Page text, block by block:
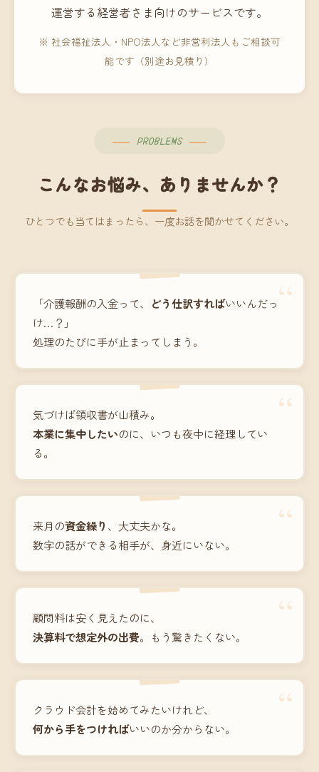
運営する経営者さま向けのサービスです。
※ 社会福祉法人・NPO法人など非営利法人もご相談可
能です（別途お見積り）
PROBLEMS
こんなお悩み、ありませんか？
ひとつでも当てはまったら、一度お話を聞かせてください。
“
「介護報酬の入金って、 どう仕訳すればいいんだっ
け…？」
処理のたびに手が止まってしまう。
“
気づけば領収書が山積み。
本業に集中したいのに、いつも夜中に経理してい
る。
“
来月の資金繰り 、大丈夫かな。
数字の話ができる相手が、身近にいない。
“
顧問料は安く見えたのに、
決算料で想定外の出費。もう驚きたくない。
“
クラウド会計を始めてみたいけれど、
何から手をつければいいのか分からない。